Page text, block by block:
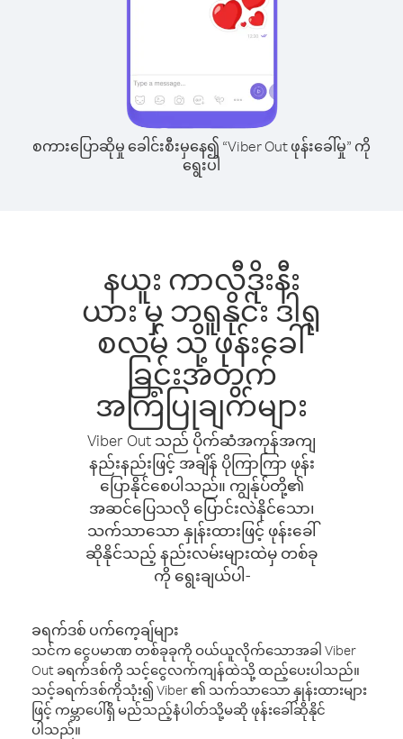
စကားပြောဆိုမှု ခေါင်းစီးမှနေ၍ “Viber Out ဖုန်းခေါ်မှု” ကို
ရွေးပါ
နယူး ကာလီဒိုးနီး
ယား မှ ဘရူနိုင်း ဒါရု
စလမ် သို့ ဖုန်းခေါ်
ခြင်းအတွက်
အကြံပြုချက်များ
Viber Out သည် ပိုက်ဆံအကုန်အကျ
နည်းနည်းဖြင့် အချိန် ပိုကြာကြာ ဖုန်း
ပြောနိုင်စေပါသည်။ ကျွန်ုပ်တို့၏
အဆင်ပြေသလို ပြောင်းလဲနိုင်သော၊
သက်သာသော နှုန်းထားဖြင့် ဖုန်းခေါ်
ဆိုနိုင်သည့် နည်းလမ်းများထဲမှ တစ်ခု
ကို ရွေးချယ်ပါ-
ခရက်ဒစ် ပက်ကေ့ချ်များ
သင်က ငွေပမာဏ တစ်ခုခုကို ဝယ်ယူလိုက်သောအခါ Viber
Out ခရက်ဒစ်ကို သင့်ငွေလက်ကျန်ထဲသို့ ထည့်ပေးပါသည်။
သင့်ခရက်ဒစ်ကိုသုံး၍ Viber ၏ သက်သာသော နှုန်းထားများ
ဖြင့် ကမ္ဘာပေါ်ရှိ မည်သည့်နံပါတ်သို့မဆို ဖုန်းခေါ်ဆိုနိုင်
ပါသည်။